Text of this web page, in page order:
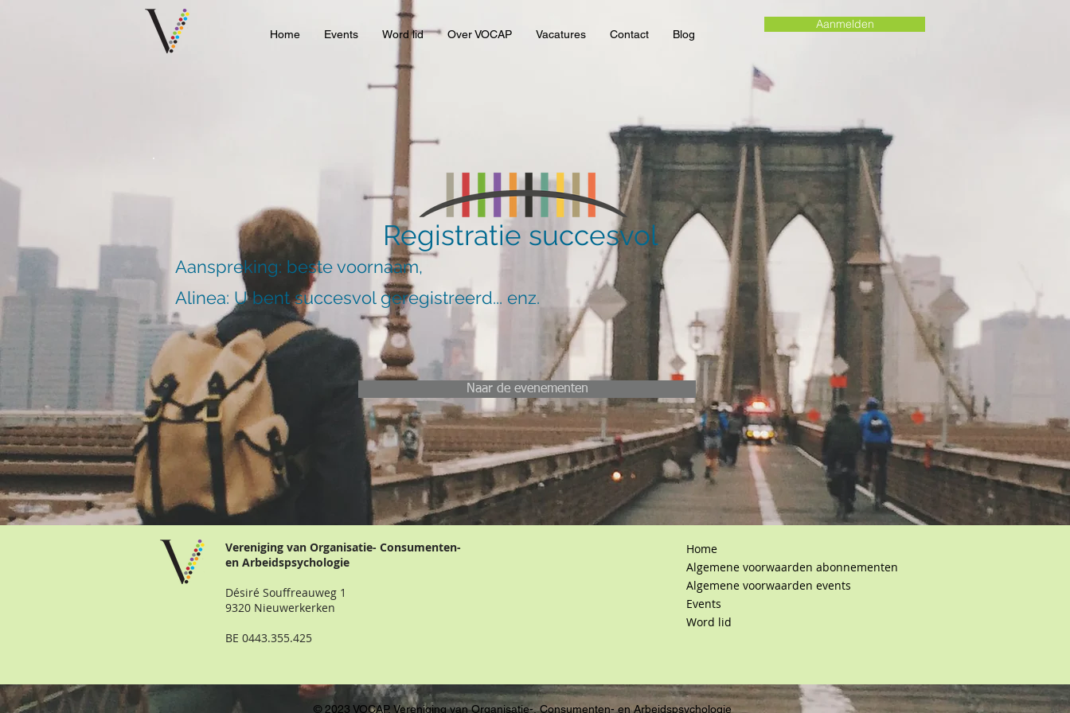
Home Events Word lid Over VOCAP Vacatures Contact Blog
Aanmelden
Registratie succesvol
Aanspreking: beste voornaam,
Alinea: U bent succesvol geregistreerd... enz.
Naar de evenementen
Vereniging van Organisatie- Consumenten-
en Arbeidspsychologie
Désiré Souffreauweg 1
9320 Nieuwerkerken
BE 0443.355.425
Home
Algemene voorwaarden abonnementen
Algemene voorwaarden events
Events
Word lid
© 2023 VOCAP, Vereniging van Organisatie-, Consumenten- en Arbeidspsychologie